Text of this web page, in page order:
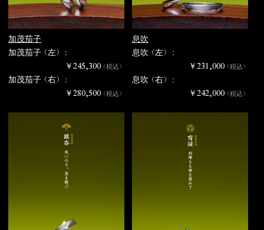
加茂茄子
加茂茄子（左） :
￥245,300 （税込）
加茂茄子（右） :
￥280,500 （税込）
息吹
息吹（左） :
￥231,000（税込）
息吹（右） :
￥242,000（税込）